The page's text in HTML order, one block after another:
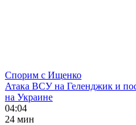
Спорим с Ищенко
Атака ВСУ на Геленджик и
на Украине
04:04
24 мин